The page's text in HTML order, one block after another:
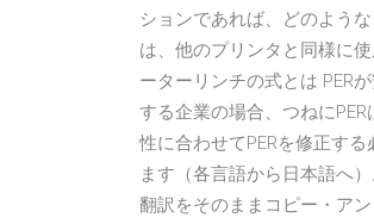
ションであれば、どのよう
は、他のプリンタと同様に
ーターリンチの式とは PER
する企業の場合、つねに
性に合わせてPERを修正す
ます（各言語から日本語へ
翻訳をそのままコピー・ア